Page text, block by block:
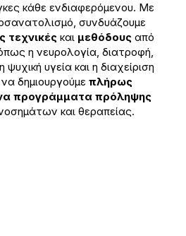
κάθε ενδιαφερόμενου. Με
συνδυάζουμε
τεχνικές και μεθόδους από
η νευρολογία, διατροφή,
υγεία και η διαχείριση
δημιουργούμε πλήρως
προγράμματα πρόληψης
και θεραπείας.